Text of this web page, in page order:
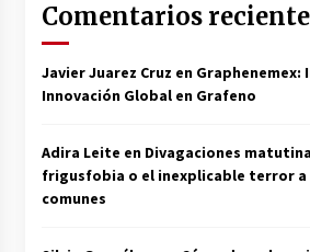
Comentarios
Javier Juarez Cruz en Graphenemex:
Innovación Global en Grafeno
Adira Leite en Divagaciones
frigusfobia o el inexplicable terror
comunes